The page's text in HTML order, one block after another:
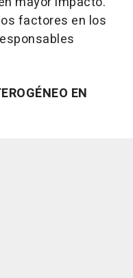
factores en los
EN